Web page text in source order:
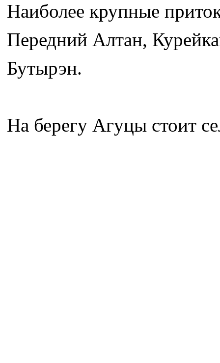
Наиболее крупные
Передний Алтан,
Бутырэн.
На берегу Агуцы стоит